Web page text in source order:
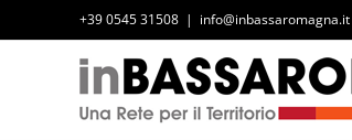
al
contenuto
+39 0545 31508 | info@inbassaromagna.it